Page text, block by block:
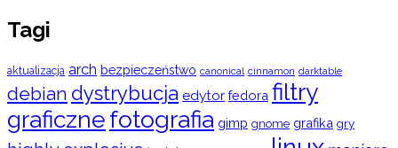
Tagi
aktualizacja arch bezpieczeństwo canonical cinnamon darktable
debian dystrybucja edytor fedora filtry
graficznefotografia gimp gnome grafika gry